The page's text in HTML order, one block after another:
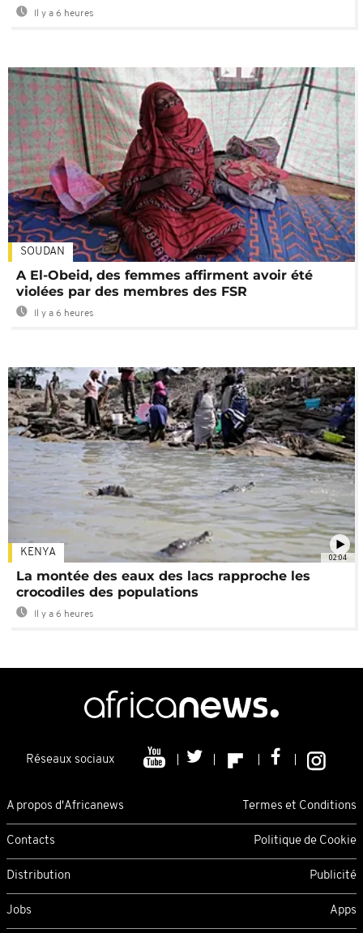
Il y a 6 heures
SOUDAN
A El-Obeid, des femmes affirment avoir été
violées par des membres des FSR
Il y a 6 heures
02:04
KENYA
La montée des eaux des lacs rapproche les
crocodiles des populations
Il y a 6 heures
Réseaux sociaux
A propos d'Africanews Termes et Conditions
Contacts Politique de Cookie
Distribution Publicité
Jobs Apps